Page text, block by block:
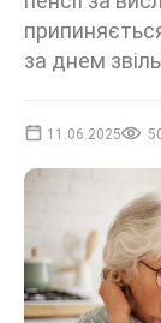
за днем
11.06.2025